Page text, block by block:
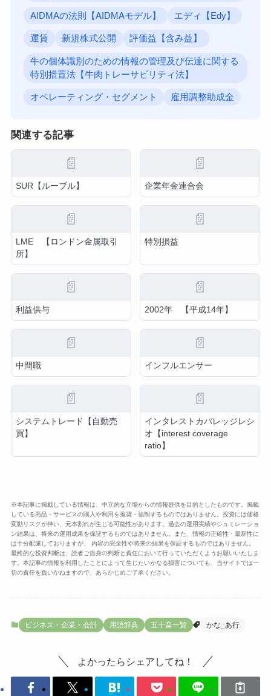
AIDMAの法則【AIDMAモデル】 エディ【Edy】
運賃 新規株式公開 評価益【含み益】
牛の個体識別のための情報の管理及び伝達に関する
特別措置法【牛肉トレーサビリティ法】
オペレーティング・セグメント 雇用調整助成金
関連する記事
📄
SUR【ルーブル】
📄
企業年金連合会
📄
LME 【ロンドン金属取引
所】
📄
特別損益
📄
利益供与
📄
2002年 【平成14年】
📄
中間職
📄
インフルエンサー
📄
システムトレード【自動売
買】
📄
インタレストカバレッジレシ
オ【interest coverage
ratio】
※本記事に掲載している情報は、中立的な立場からの情報提供を目的としたものです。掲載
している商品・サービスの購入や利用を推奨・強制するものではありません。投資には価格
変動リスクが伴い、元本割れが生じる可能性があります。過去の運用実績やシュミレーショ
ン結果は、将来の運用成果を保証するものではありません。また、情報の正確性・最新性に
は十分配慮しておりますが、 内容の完全性や将来の結果を保証するものではありません。
最終的な投資判断は、読者ご自身の判断と責任において行っていただくようお願いいたしま
す。本記事の情報を利用したことによって生じたいかなる損害についても、当サイトでは一
切の責任を負いかねますので、あらかじめご了承ください。
ビジネス・企業・会計 用語辞典 五十音一覧 かな_あ行
よかったらシェアしてね！